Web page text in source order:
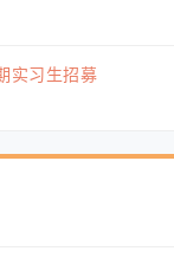
实习生招募